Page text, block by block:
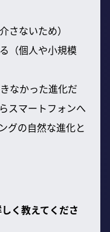
さないため）
（個人や小規模
なかった進化だ
スマートフォンへ
グの自然な進化と
く教えてくださ